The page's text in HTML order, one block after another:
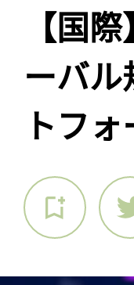
【国
ーバ
トフ